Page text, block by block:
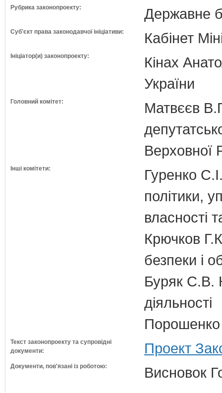
Рубрика законопроекту: Державне
Суб'єкт права законодавчої ініціативи: Кабінет
Ініціатор(и) законопроекту:
Кінах
України
Головний комітет:
Матвєєв
Верховної
Інші комітети:
Гуренко
політики,
власності
Крючков
безпеки і
Буряк С.В.
діяльності
Порошенко
Текст законопроекту та супровідні
документи:
Проект
Документи, пов'язані із роботою: Висновок